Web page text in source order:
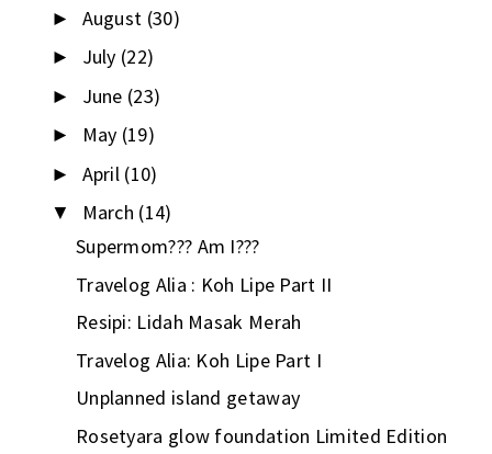
► August (30)
► July (22)
► June (23)
► May (19)
► April (10)
▼ March (14)
Supermom??? Am I???
Travelog Alia : Koh Lipe Part II
Resipi: Lidah Masak Merah
Travelog Alia: Koh Lipe Part I
Unplanned island getaway
Rosetyara glow foundation Limited Edition